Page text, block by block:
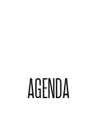
AGENDA